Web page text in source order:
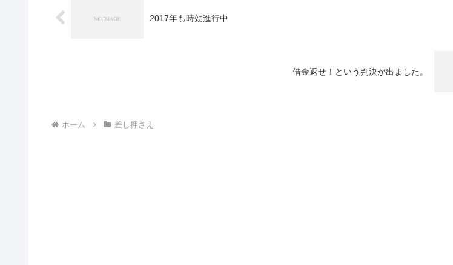
2017年も時効進行中
借金返せ！という判決が出ました。
ホーム 差し押さえ